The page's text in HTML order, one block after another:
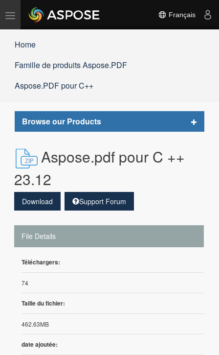
Basculer
Français
Home
Famille de produits Aspose.PDF
Aspose.PDF pour C++
Browse our Products
Toggle
Aspose.pdf pour C ++
23.12
Download Support Forum
File Details
Téléchargers:
74
Taille du fichier:
462.63MB
date ajoutée: